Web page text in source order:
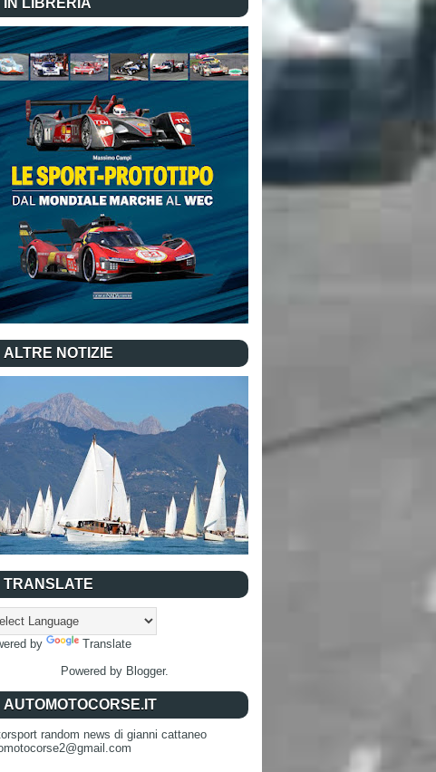
IN LIBRERIA
ALTRE NOTIZIE
TRANSLATE
by
Translate
Powered by Blogger.
AUTOMOTOCORSE.IT
random news di gianni cattaneo